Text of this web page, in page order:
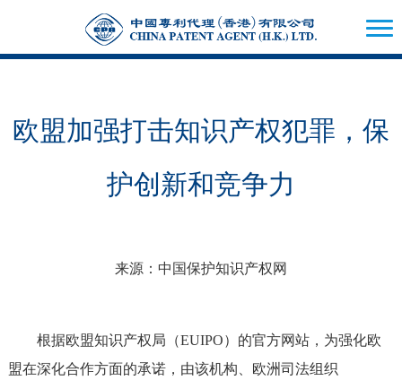
欧盟加强打击知识产权犯罪，保
护创新和竞争力
来源：中国保护知识产权网
根据欧盟知识产权局（EUIPO）的官方网站，为强化欧
盟在深化合作方面的承诺，由该机构、欧洲司法组织